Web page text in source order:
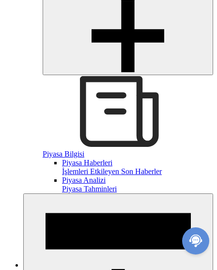
Piyasa Bilgisi
Piyasa Haberleri
İşlemleri Etkileyen Son Haberler
Piyasa Analizi
Piyasa Tahminleri